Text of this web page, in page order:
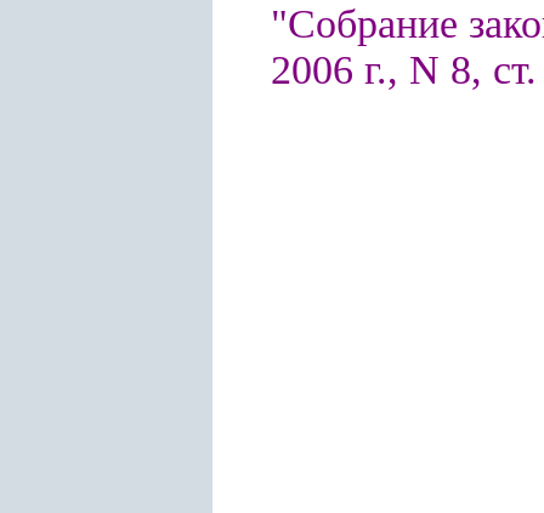
"Собрание
2006 г., N 8,